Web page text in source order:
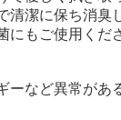
清潔に保ち消臭
にもご使用くだ
ーなど異常があ